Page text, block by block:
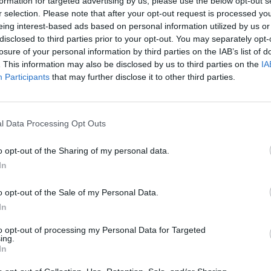
selection. Please note that after your opt-out request is processed
interest-based ads based on personal information utilized by us
to third parties prior to your opt-out. You may separately
of your personal information by third parties on the IAB’s list of
This information may also be disclosed by us to third parties on the
Participants that may further disclose it to other third parties.
Data Processing Opt Outs
opt-out of the Sharing of my personal data.
opt-out of the Sale of my Personal Data.
opt-out of processing my Personal Data for Targeted
a semleges státusz elfogadásáról az
részeként, de egy ilyen egyezményt harmadik
kell bocsátani - mondta Volodimir
nyilatkozatában.
videohívásban adott tájékoztatást orosz újságíróknak, bár
figyelmeztették az orosz médiát, hogy tartózkodjanak a
ahogy azt korábbi beszédeiben is tette, amikor orosz
"Biztonsági garanciák és semlegesség, államunk...
portfolio.hu hírarchívumához tartozik, melynek olvasása
tartalmazza: